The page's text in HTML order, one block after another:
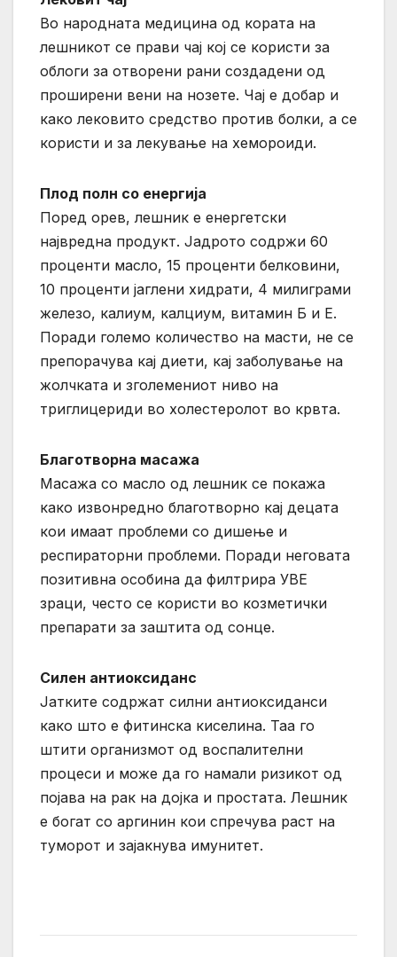
Во народната медицина од кората на
лешникот се прави чај кој се користи за
облоги за отворени рани создадени од
проширени вени на нозете. Чај е добар и
како лековито средство против болки, а се
користи и за лекување на хемороиди.
Плод полн со енергија
Поред орев, лешник е енергетски
највредна продукт. Јадрото содржи 60
проценти масло, 15 проценти белковини,
10 проценти јаглени хидрати, 4 милиграми
железо, калиум, калциум, витамин Б и Е.
Поради големо количество на масти, не се
препорачува кај диети, кај заболување на
жолчката и зголемениот ниво на
триглицериди во холестеролот во крвта.
Благотворна масажа
Масажа со масло од лешник се покажа
како извонредно благотворно кај децата
кои имаат проблеми со дишење и
респираторни проблеми. Поради неговата
позитивна особина да филтрира УВЕ
зраци, често се користи во козметички
препарати за заштита од сонце.
Силен антиоксиданс
Јатките содржат силни антиоксиданси
како што е фитинска киселина. Таа го
штити организмот од воспалителни
процеси и може да го намали ризикот од
појава на рак на дојка и простата. Лешник
е богат со аргинин кои спречува раст на
туморот и зајакнува имунитет.